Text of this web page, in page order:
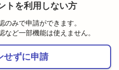
トを利用しない方
のみで申請ができます。
ど一部機能は使えません。
せずに申請